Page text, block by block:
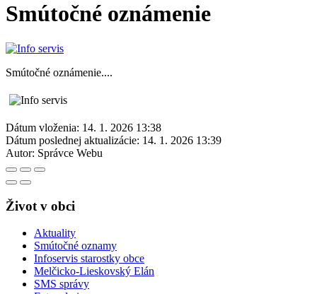
Smútočné oznámenie
Smútočné oznámenie....
Dátum vloženia: 14. 1. 2026 13:38
Dátum poslednej aktualizácie: 14. 1. 2026 13:39
Autor: Správce Webu
Život v obci
Aktuality
Smútočné oznamy
Infoservis starostky obce
Melčicko-Lieskovský Elán
SMS správy